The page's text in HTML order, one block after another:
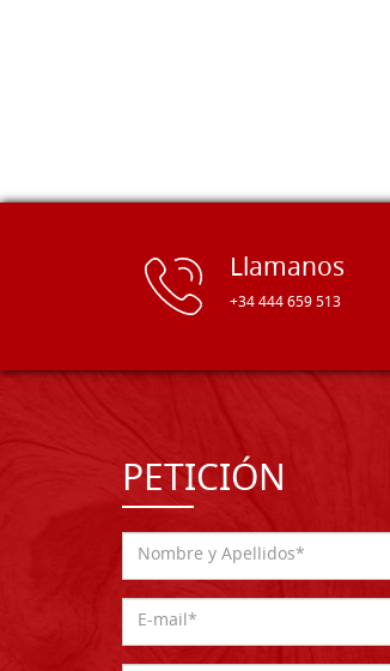
Llamanos
+34 444 659 513
PETICIÓN